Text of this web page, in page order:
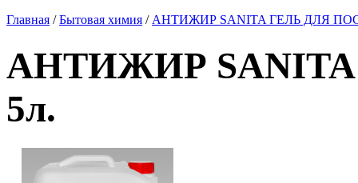
Главная /Бытовая химия / АНТИЖИР SANITA ГЕЛЬ ДЛЯ
АНТИЖИР
5л.